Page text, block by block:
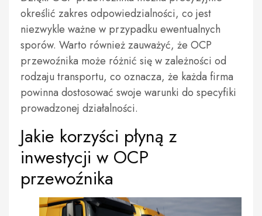
określić zakres odpowiedzialności, co jest
niezwykle ważne w przypadku ewentualnych
sporów. Warto również zauważyć, że OCP
przewoźnika może różnić się w zależności od
rodzaju transportu, co oznacza, że każda firma
powinna dostosować swoje warunki do specyfiki
prowadzonej działalności.
Jakie korzyści płyną z
inwestycji w OCP
przewoźnika